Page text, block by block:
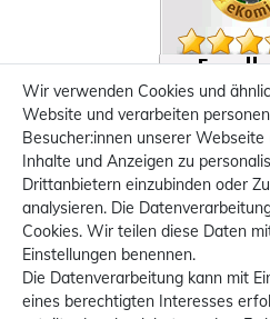
Wir verwenden Cookies und
Website und verarbeiten
Besucher:innen unserer Webseite
Inhalte und Anzeigen zu
Drittanbietern einzubinden oder
analysieren. Die
Cookies. Wir teilen diese Daten
Einstellungen benennen.
Die Datenverarbeitung kann mit
eines berechtigten Interesses